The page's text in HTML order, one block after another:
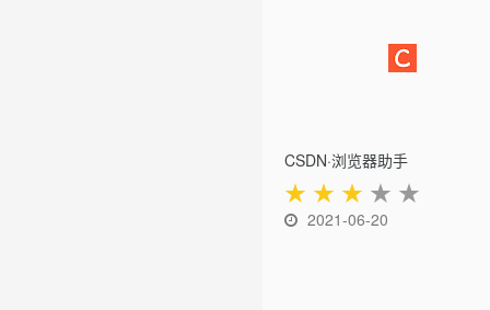
CSDN·浏览器助手
★ ★ ★ ★ ★
2021-06-20